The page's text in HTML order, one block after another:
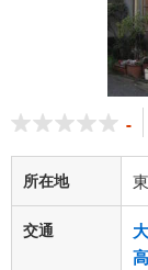
-
所在地
交通